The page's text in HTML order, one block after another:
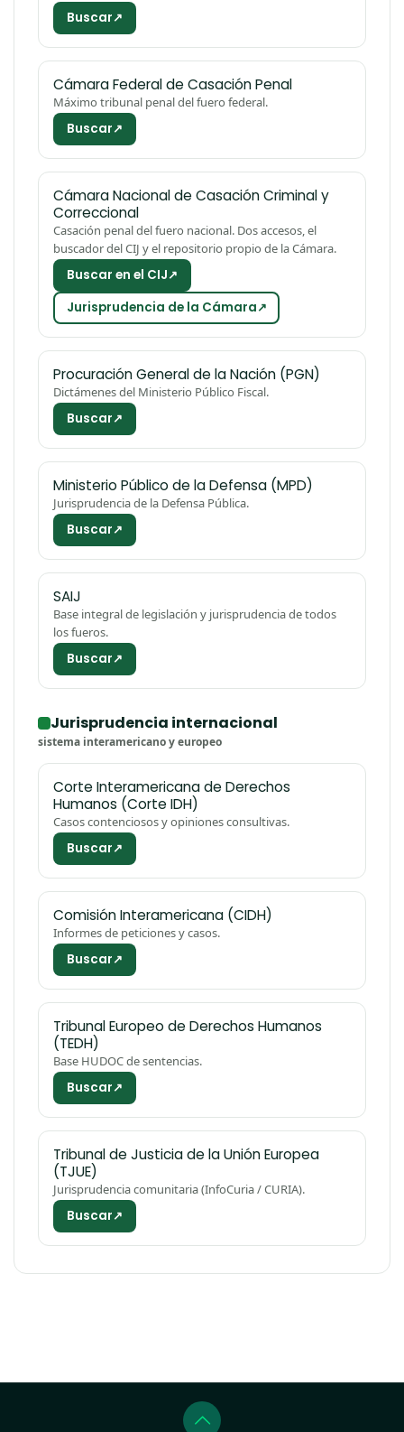
Buscar↗
Cámara Federal de Casación Penal
Máximo tribunal penal del fuero federal.
Buscar↗
Cámara Nacional de Casación Criminal y
Correccional
Casación penal del fuero nacional. Dos accesos, el
buscador del CIJ y el repositorio propio de la Cámara.
Buscar en el CIJ↗
Jurisprudencia de la Cámara↗
Procuración General de la Nación (PGN)
Dictámenes del Ministerio Público Fiscal.
Buscar↗
Ministerio Público de la Defensa (MPD)
Jurisprudencia de la Defensa Pública.
Buscar↗
SAIJ
Base integral de legislación y jurisprudencia de todos
los fueros.
Buscar↗
Jurisprudencia internacional
sistema interamericano y europeo
Corte Interamericana de Derechos
Humanos (Corte IDH)
Casos contenciosos y opiniones consultivas.
Buscar↗
Comisión Interamericana (CIDH)
Informes de peticiones y casos.
Buscar↗
Tribunal Europeo de Derechos Humanos
(TEDH)
Base HUDOC de sentencias.
Buscar↗
Tribunal de Justicia de la Unión Europea
(TJUE)
Jurisprudencia comunitaria (InfoCuria / CURIA).
Buscar↗